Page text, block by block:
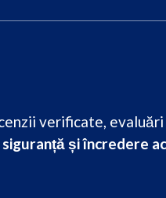
verificate,
și încredere